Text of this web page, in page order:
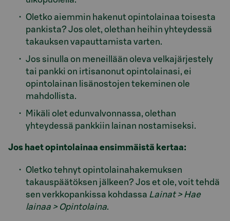
Oletko aiemmin hakenut opintolainaa toisesta
pankista? Jos olet, olethan heihin yhteydessä
takauksen vapauttamista varten.
Jos sinulla on meneillään oleva velkajärjestely
tai pankki on irtisanonut opintolainasi, ei
opintolainan lisänostojen tekeminen ole
mahdollista.
Mikäli olet edunvalvonnassa, olethan
yhteydessä pankkiin lainan nostamiseksi.
Jos haet opintolainaa ensimmäistä kertaa:
Oletko tehnyt opintolainahakemuksen
takauspäätöksen jälkeen? Jos et ole, voit tehdä
sen verkkopankissa kohdassa Lainat > Hae
lainaa > Opintolaina.